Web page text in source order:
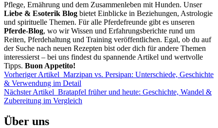
Pflege, Ernährung und dem Zusammenleben mit Hunden. Unser
Liebe & Esoterik Blog bietet Einblicke in Beziehungen, Astrologie
und spirituelle Themen. Für alle Pferdefreunde gibt es unseren
Pferde-Blog, wo wir Wissen und Erfahrungsberichte rund um
Reiten, Pferdehaltung und Training veröffentlichen. Egal, ob du auf
der Suche nach neuen Rezepten bist oder dich für andere Themen
interessierst – bei uns findest du spannende Artikel und wertvolle
Tipps. Buon Appetito!
Vorheriger Artikel Marzipan vs. Persipan: Unterschiede, Geschichte
& Verwendung im Detail
Nächster Artikel Bratapfel früher und heute: Geschichte, Wandel &
Zubereitung im Vergleich
Über uns